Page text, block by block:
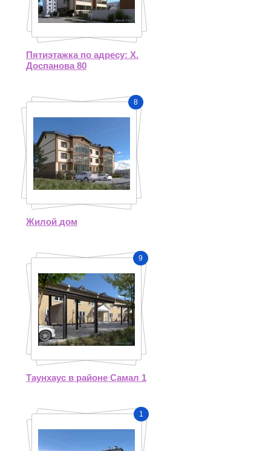
Пятиэтажка по адресу: Х.
Доспанова 80
8
Жилой дом
9
Таунхаус в районе Самал 1
1